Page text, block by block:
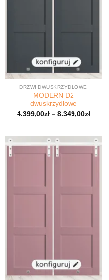
DRZWI DWUSKRZYDŁOWE
MODERN D2
dwuskrzydłowe
4.399,00zł– 8.349,00zł